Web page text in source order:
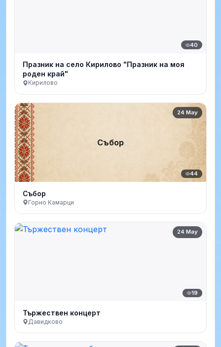
40
Празник на село Кирилово "Празник на моя
роден край"
Кирилово
Събор
24 May
44
Събор
Горно Камарци
24 May
19
Тържествен концерт
Давидково